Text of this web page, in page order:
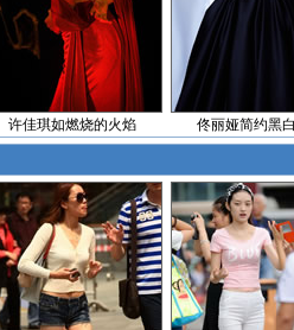
许佳琪如燃烧的火焰 佟丽娅简约黑